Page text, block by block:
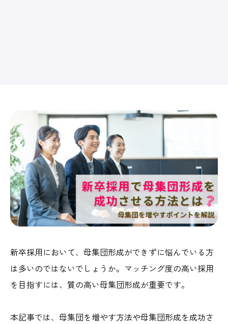
新卒採用において、母集団形成ができずに悩んでいる方
は多いのではないでしょうか。マッチング度の高い採用
を目指すには、質の高い母集団形成が重要です。
本記事では、母集団を増やす方法や母集団形成を成功さ